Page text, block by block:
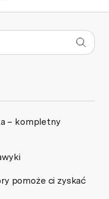
– kompletny
pomoże ci zyskać